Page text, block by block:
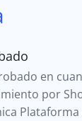
en
por
Plataforma